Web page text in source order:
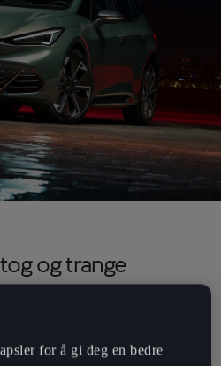
og trange
for å gi deg en bedre